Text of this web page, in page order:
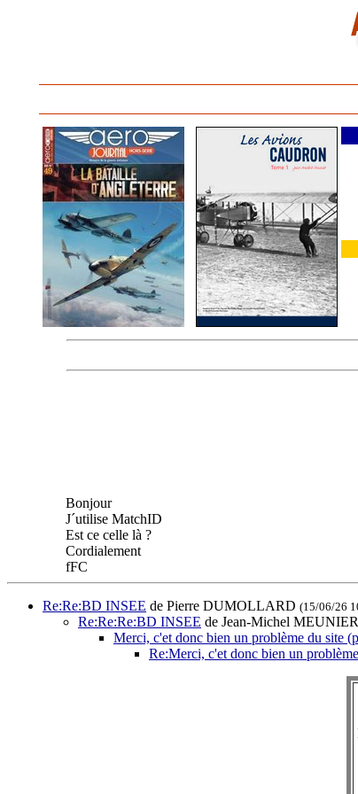
Bonjour
J´utilise MatchID
Est ce celle là ?
Cordialement
fFC
Re:Re:BD INSEE de Pierre DUMOLLARD (15/06/26
Re:Re:Re:BD INSEE de Jean-Michel MEUNIER
Merci, c'et donc bien un problème du site
Re:Merci, c'et donc bien un